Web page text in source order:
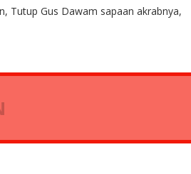
Tutup Gus Dawam sapaan akrabnya,